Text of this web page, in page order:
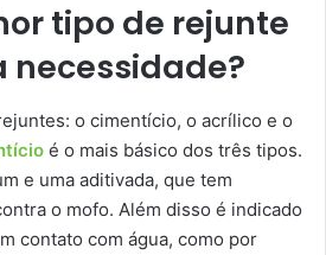
tipo de rejunte
necessidade?
o cimentício, o acrílico e o
é o mais básico dos três tipos.
e uma aditivada, que tem
o mofo. Além disso é indicado
contato com água, como por